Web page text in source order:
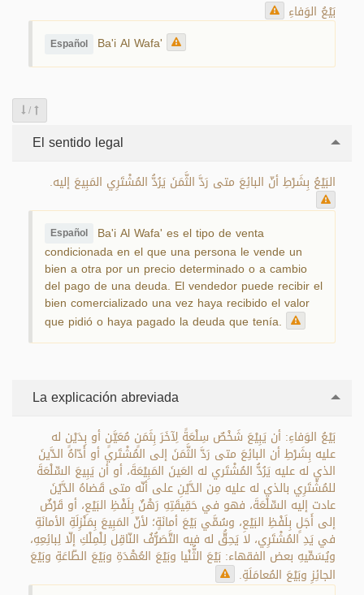
بَيْعُ الوَفاءِ
Español Ba'i Al Wafa'
/
El sentido legal
البَيْعُ بِشَرْطِ أنّ البائِعَ متى رَدَّ الثَّمَنَ يَرُدُّ المُشْتَرِي المَبِيعَ إليه.
Español Ba'i Al Wafa' es el tipo de venta
condicionada en el que una persona le vende un
bien a otra por un precio determinado o a cambio
del pago de una deuda. El vendedor puede recibir el
bien comercializado una vez haya recibido el valor
que pidió o haya pagado la deuda que tenía.
La explicación abreviada
بَيْعُ الوَفاءِ: أن يَبِيْعَ شَخْصٌ سِلْعَةً لِآخَرَ بِثَمَنٍ مُعَيَّنٍ أو بِدَيْنٍ له
عليه بِشَرْطِ أن البائِعَ متى رَدَّ الثَّمَنَ إلى المُشْتَري أو أَدّاهُ الدَّينَ
الذي له عليه يَرُدُّ المُشْتَري له العَينَ المَبِيْعَةَ، أو أن يَبِيعَ السِّلْعَةَ
للمُشْتَرِي بالذي له عليه مِن الدَّيْنِ على أنّه متى قَضاهُ الدَّيْنَ
عادت إليه السِّلْعَةَ، فهو في حَقِيقَتِهِ رَهْنٌ بِلَفْظِ البَيْعِ، أو قَرْضٌ
إلى أَجَلٍ بِلَفْظِ البَيْعِ، وسُمَّي بَيْعَ أمانَةٍ؛ لأنّ المَبِيعَ بِمَنْزِلَةِ الأمانَةِ
في يَدِ المُشْتَرِي، لا يَحِقُّ له فيه التَّصَرُّفُ النّاقِل لِلْمِلْكِ إلّا لِبائِعِهِ،
ويُسَمِّيهِ بعض الفقهاء: بَيْعَ الثُّنْيا وبَيْعَ العُهْدَةِ وبَيْعَ الطّاعَةِ وبَيْعَ
الجائِزِ وبَيْعَ المُعامَلَةِ.